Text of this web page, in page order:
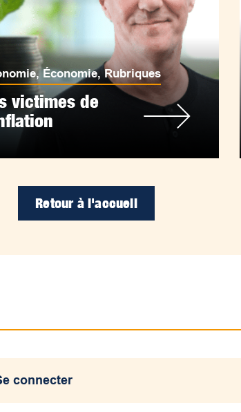
,Économie,Rubriques
victimes de
Retour à l'accueil
connecter